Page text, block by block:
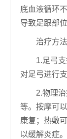
底血液循环
导致足跟部
治疗方法
1.足弓
对足弓进行
2.物理
等。按摩可
康复；热敷
以缓解炎症。